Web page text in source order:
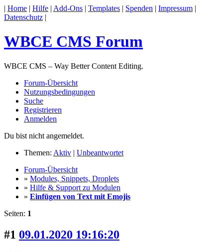
| Home | Hilfe | Add-Ons | Templates | Spenden | Impressum |
Datenschutz |
WBCE CMS Forum
WBCE CMS – Way Better Content Editing.
Forum-Übersicht
Nutzungsbedingungen
Suche
Registrieren
Anmelden
Du bist nicht angemeldet.
Themen: Aktiv | Unbeantwortet
Forum-Übersicht
» Modules, Snippets, Droplets
» Hilfe & Support zu Modulen
» Einfügen von Text mit Emojis
Seiten: 1
#1 09.01.2020 19:16:20